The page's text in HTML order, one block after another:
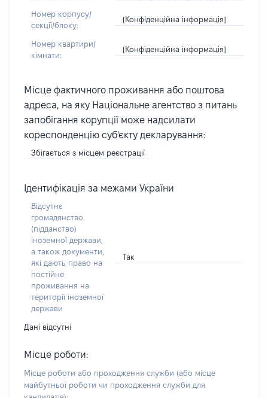
Номер корпусу/
секції/блоку:
[Конфіденційна інформація]
Номер квартири/
кімнати:
[Конфіденційна інформація]
Місце фактичного проживання або поштова
адреса, на яку Національне агентство з питань
запобігання корупції може надсилати
кореспонденцію суб'єкту декларування:
Збігається з місцем реєстрації
Ідентифікація за межами України
Відсутнє
громадянство
(підданство)
іноземної держави,
а також документи,
які дають право на
постійне
проживання на
території іноземної
держави
Так
Дані відсутні
Місце роботи:
Місце роботи або проходження служби (або місце
майбутньої роботи чи проходження служби для